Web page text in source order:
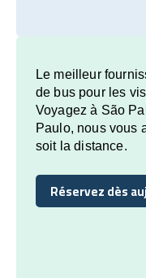
Le meilleur
de bus pour les
Voyagez à São
Paulo, nous vous
soit la distance.
Réservez dès
Réservez dès